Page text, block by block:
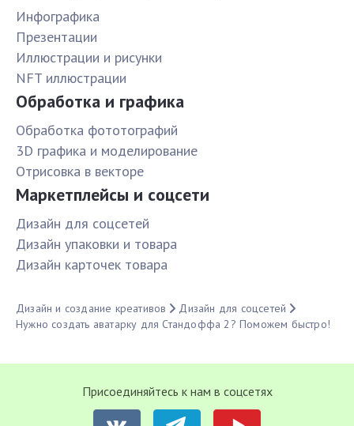
Инфографика
Презентации
Иллюстрации и рисунки
NFT иллюстрации
Обработка и графика
Обработка фототографий
3D графика и моделирование
Отрисовка в векторе
Маркетплейсы и соцсети
Дизайн для соцсетей
Дизайн упаковки и товара
Дизайн карточек товара
Дизайн и создание креативов
Дизайн для соцсетей
Нужно создать аватарку для Стандоффа 2? Поможем быстро!
Присоединяйтесь к нам в соцсетях